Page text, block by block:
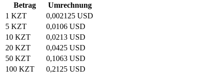
Betrag
Umrechnung
1 KZT
0,002125 USD
5 KZT
0,0106 USD
10 KZT
0,0213 USD
20 KZT
0,0425 USD
50 KZT
0,1063 USD
100 KZT
0,2125 USD